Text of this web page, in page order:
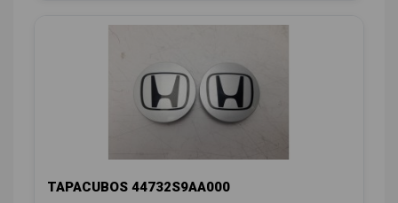
TAPACUBOS 44732S9AA000